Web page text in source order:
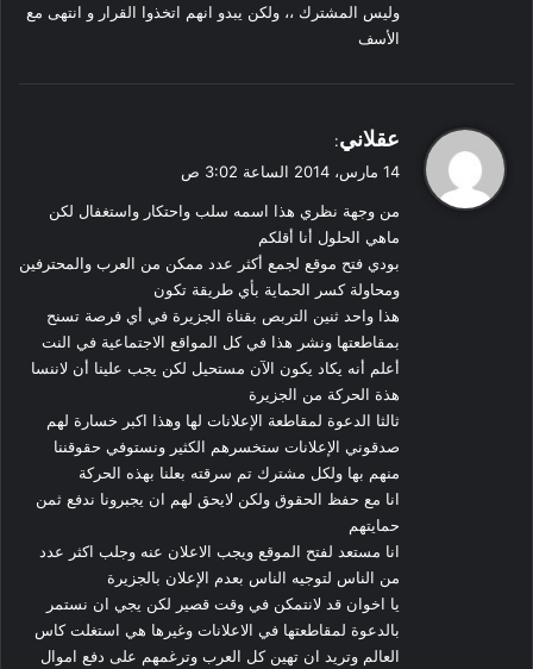
وليس المشترك ،، ولكن يبدو انهم اتخذوا القرار و انتهى مع
الأسف
ي
ل
عقلاني:
14 مارس، 2014 الساعة 3:02 ص
من وجهة نظري هذا اسمه سلب واحتكار واستغفال لكن
ماهي الحلول أنا أقلكم
بودي فتح موقع لجمع أكثر عدد ممكن من العرب والمحترفين
ومحاولة كسر الحماية بأي طريقة تكون
هذا واحد ثنين التربص بقناة الجزيرة في أي فرصة تسنح
بمقاطعتها ونشر هذا في كل المواقع الاجتماعية في النت
أعلم أنه يكاد يكون الآن مستحيل لكن يجب علينا أن لاننسا
هذة الحركة من الجزيرة
ثالثا الدعوة لمقاطعة الإعلانات لها وهذا اكبر خسارة لهم
صدقوني الإعلانات ستخسرهم الكثير ونستوفي حقوقننا
منهم بها ولكل مشترك تم سرقته بعلنا بهذه الحركة
انا مع حفظ الحقوق ولكن لايحق لهم ان يجبرونا ندفع ثمن
حمايتهم
انا مستعد لفتح الموقع ويجب الاعلان عنه وجلب اكثر عدد
من الناس لتوجيه الناس بعدم الإعلان بالجزيرة
يا اخوان قد لانتمكن في وقت قصير لكن يجي ان نستمر
بالدعوة لمقاطعتها في الاعلانات وغيرها هي استغلت كاس
العالم وتريد ان تهين كل العرب وترغمهم على دفع اموال